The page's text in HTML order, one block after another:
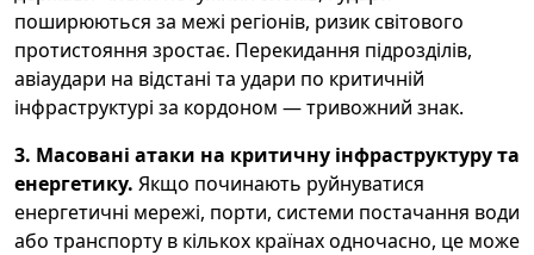
поширюються за межі регіонів, ризик світового
протистояння зростає. Перекидання підрозділів,
авіаудари на відстані та удари по критичній
інфраструктурі за кордоном — тривожний знак.
3. Масовані атаки на критичну інфраструктуру та
енергетику. Якщо починають руйнуватися
енергетичні мережі, порти, системи постачання води
або транспорту в кількох країнах одночасно, це може